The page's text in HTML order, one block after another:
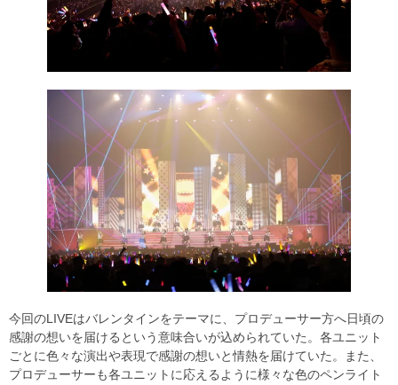
今回のLIVEはバレンタインをテーマに、プロデューサー方へ日頃の
感謝の想いを届けるという意味合いが込められていた。各ユニット
ごとに色々な演出や表現で感謝の想いと情熱を届けていた。また、
プロデューサーも各ユニットに応えるように様々な色のペンライト